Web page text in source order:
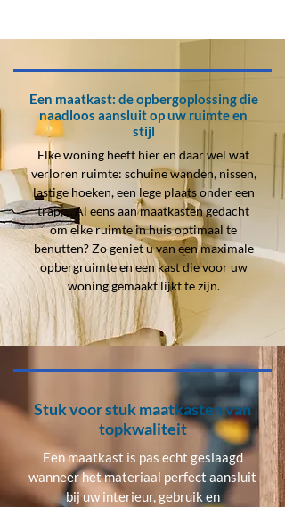
Een maatkast: de opbergoplossing die
naadloos aansluit op uw ruimte en
stijl
Elke woning heeft hier en daar wel wat
verloren ruimte: schuine wanden, nissen,
lastige hoeken, een lege plaats onder een
trap,… Al eens aan maatkasten gedacht
om elke ruimte in huis optimaal te
benutten? Zo geniet u van een maximale
opbergruimte en een kast die voor uw
woning gemaakt lijkt te zijn.
Stuk voor stuk maatkasten van
topkwaliteit
Een maatkast is pas echt geslaagd
wanneer het materiaal perfect aansluit
bij uw interieur, gebruik en